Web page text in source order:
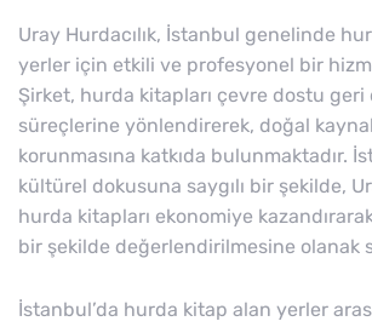
Uray Hurdacılık, İstanbul genelinde
yerler için etkili ve profesyonel bir
Şirket, hurda kitapları çevre dostu geri
süreçlerine yönlendirerek, doğal
korunmasına katkıda bulunmaktadır.
kültürel dokusuna saygılı bir şekilde,
hurda kitapları ekonomiye
bir şekilde değerlendirilmesine olanak
İstanbul’da hurda kitap alan yerler